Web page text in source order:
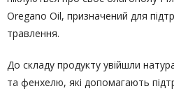
Oregano Oil, призначений для
травлення.
До складу продукту увійшли
та фенхелю, які допомагають